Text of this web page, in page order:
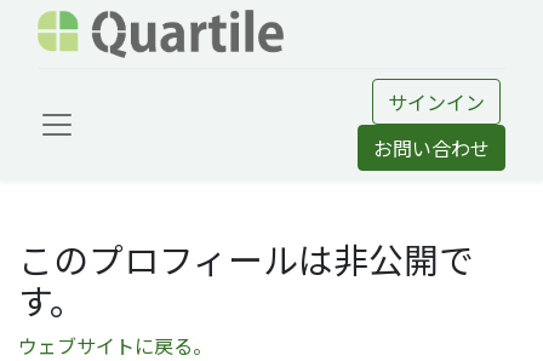
サインイン
お問い合わせ
このプロフィールは非公開で
す。
ウェブサイトに戻る。